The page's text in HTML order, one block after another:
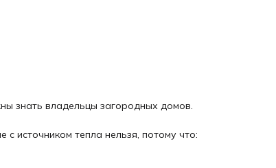
знать владельцы загородных домов.
с источником тепла нельзя, потому что: